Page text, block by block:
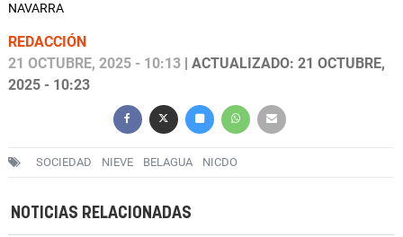
NAVARRA
REDACCIÓN
21 OCTUBRE, 2025 - 10:13 | ACTUALIZADO: 21 OCTUBRE,
2025 - 10:23
SOCIEDAD NIEVE BELAGUA NICDO
NOTICIAS RELACIONADAS